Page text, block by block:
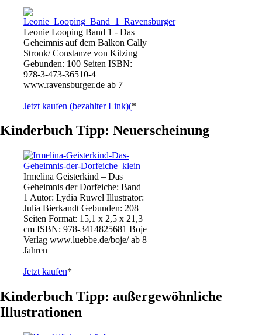
Leonie Looping Band 1 - Das
Geheimnis auf dem Balkon Cally
Stronk/ Constanze von Kitzing
Gebunden: 100 Seiten ISBN:
978-3-473-36510-4
www.ravensburger.de ab 7
Jetzt kaufen (bezahlter Link)(*
Kinderbuch Tipp: Neuerscheinung
Irmelina Geisterkind – Das
Geheimnis der Dorfeiche: Band
1 Autor: Lydia Ruwel Illustrator:
Julia Bierkandt Gebunden: 208
Seiten Format: 15,1 x 2,5 x 21,3
cm ISBN: 978-3414825681 Boje
Verlag www.luebbe.de/boje/ ab 8
Jahren
Jetzt kaufen*
Kinderbuch Tipp: außergewöhnliche
Illustrationen